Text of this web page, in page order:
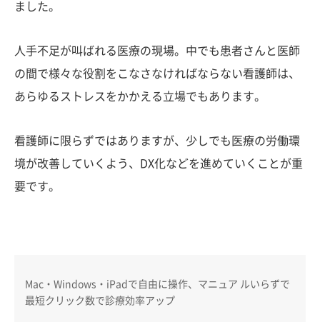
ました。
人手不足が叫ばれる医療の現場。中でも患者さんと医師
の間で様々な役割をこなさなければならない看護師は、
あらゆるストレスをかかえる立場でもあります。
看護師に限らずではありますが、少しでも医療の労働環
境が改善していくよう、DX化などを進めていくことが重
要です。
Mac・Windows・iPadで自由に操作、マニュア ルいらずで
最短クリック数で診療効率アップ